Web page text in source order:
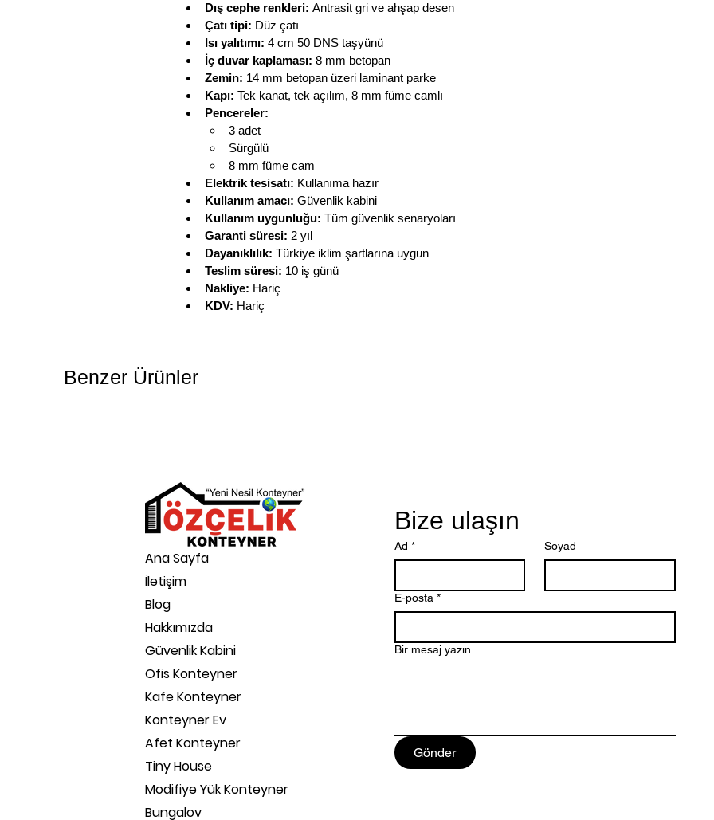
Dış cephe renkleri: Antrasit gri ve ahşap desen
Çatı tipi: Düz çatı
Isı yalıtımı: 4 cm 50 DNS taşyünü
İç duvar kaplaması: 8 mm betopan
Zemin: 14 mm betopan üzeri laminant parke
Kapı: Tek kanat, tek açılım, 8 mm füme camlı
Pencereler:
3 adet
Sürgülü
8 mm füme cam
Elektrik tesisatı: Kullanıma hazır
Kullanım amacı: Güvenlik kabini
Kullanım uygunluğu: Tüm güvenlik senaryoları
Garanti süresi: 2 yıl
Dayanıklılık: Türkiye iklim şartlarına uygun
Teslim süresi: 10 iş günü
Nakliye: Hariç
KDV: Hariç
Benzer Ürünler
Ana Sayfa
İletişim
Blog
Hakkımızda
Güvenlik Kabini
Ofis Konteyner
Kafe Konteyner
Konteyner Ev
Afet Konteyner
Tiny House
Modifiye Yük Konteyner
Bungalov
Bize ulaşın
Ad * Soyad
E-posta *
Bir mesaj yazın
Gönder